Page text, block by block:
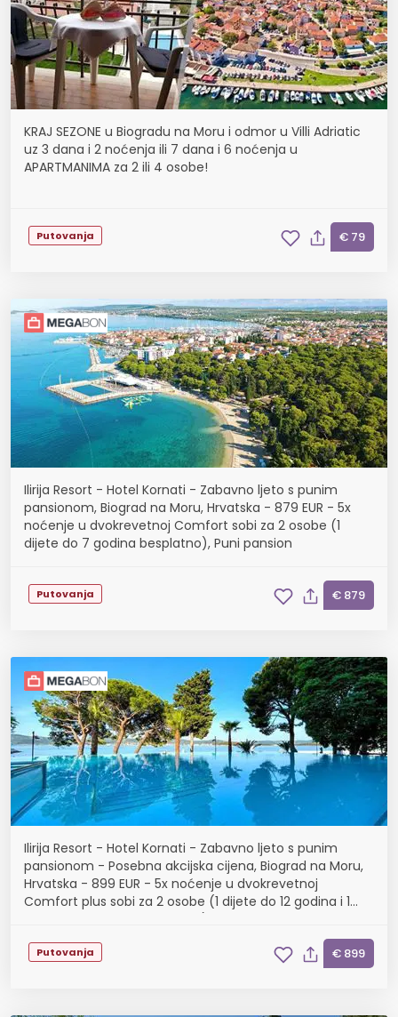
KRAJ SEZONE u Biogradu na Moru i odmor u Villi Adriatic
uz 3 dana i 2 noćenja ili 7 dana i 6 noćenja u
APARTMANIMA za 2 ili 4 osobe!
Putovanja € 79
Ilirija Resort - Hotel Kornati - Zabavno ljeto s punim
pansionom, Biograd na Moru, Hrvatska - 879 EUR - 5x
noćenje u dvokrevetnoj Comfort sobi za 2 osobe (1
dijete do 7 godina besplatno), Puni pansion
Putovanja € 879
Ilirija Resort - Hotel Kornati - Zabavno ljeto s punim
pansionom - Posebna akcijska cijena, Biograd na Moru,
Hrvatska - 899 EUR - 5x noćenje u dvokrevetnoj
Comfort plus sobi za 2 osobe (1 dijete do 12 godina i 1
Putovanja € 899